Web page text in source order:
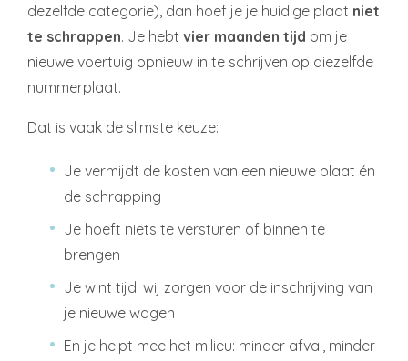
dezelfde categorie), dan hoef je je huidige plaat niet
te schrappen. Je hebt vier maanden tijd om je
nieuwe voertuig opnieuw in te schrijven op diezelfde
nummerplaat.
Dat is vaak de slimste keuze:
Je vermijdt de kosten van een nieuwe plaat én
de schrapping
Je hoeft niets te versturen of binnen te
brengen
Je wint tijd: wij zorgen voor de inschrijving van
je nieuwe wagen
En je helpt mee het milieu: minder afval, minder